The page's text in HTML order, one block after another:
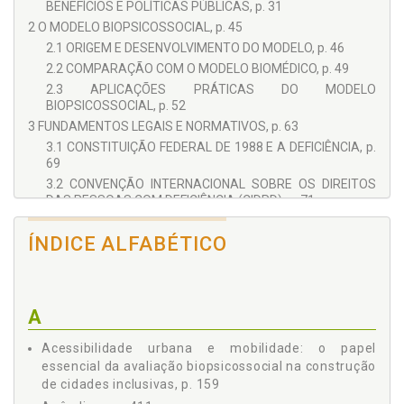
BENEFÍCIOS E POLÍTICAS PÚBLICAS, p. 31
2 O MODELO BIOPSICOSSOCIAL, p. 45
2.1 ORIGEM E DESENVOLVIMENTO DO MODELO, p. 46
2.2 COMPARAÇÃO COM O MODELO BIOMÉDICO, p. 49
2.3 APLICAÇÕES PRÁTICAS DO MODELO
BIOPSICOSSOCIAL, p. 52
3 FUNDAMENTOS LEGAIS E NORMATIVOS, p. 63
3.1 CONSTITUIÇÃO FEDERAL DE 1988 E A DEFICIÊNCIA, p.
69
3.2 CONVENÇÃO INTERNACIONAL SOBRE OS DIREITOS
DAS PESSOAS COM DEFICIÊNCIA (CIDPD), p. 71
3.3 DECRETO 6.949/2009: RATIFICAÇÃO E IMPLICAÇÕES,
p. 74
(SISNADEF), p. 89
4.2 LÓGICA FUZZY NA AVALIAÇÃO DA DEFICIÊNCIA, p. 92
4.3 OUTROS INSTRUMENTOS RELEVANTES, p. 93
5 METODOLOGIAS DE AVALIAÇÃO BIOPSICOSSOCIAL, p. 103
ÍNDICE ALFABÉTICO
A
Acessibilidade urbana e mobilidade: o papel
essencial da avaliação biopsicossocial na construção
de cidades inclusivas, p. 159